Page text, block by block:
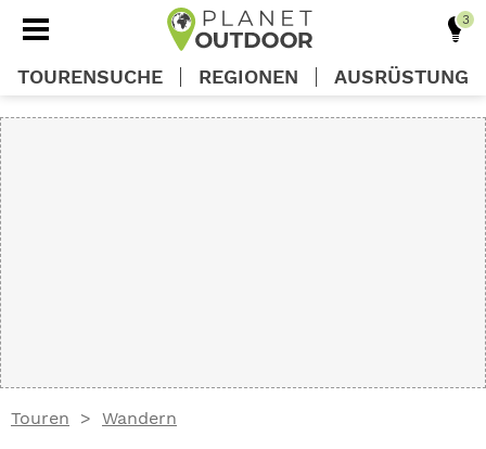
Touren Wandern
TOURENSUCHE REGIONEN AUSRÜSTUNG